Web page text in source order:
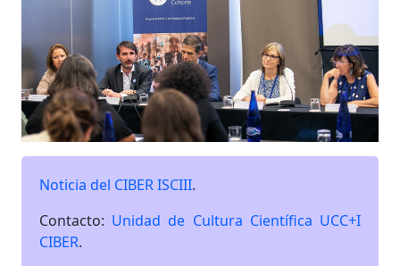
Noticia del CIBER ISCIII.
Contacto: Unidad de Cultura Científica UCC+I
CIBER.